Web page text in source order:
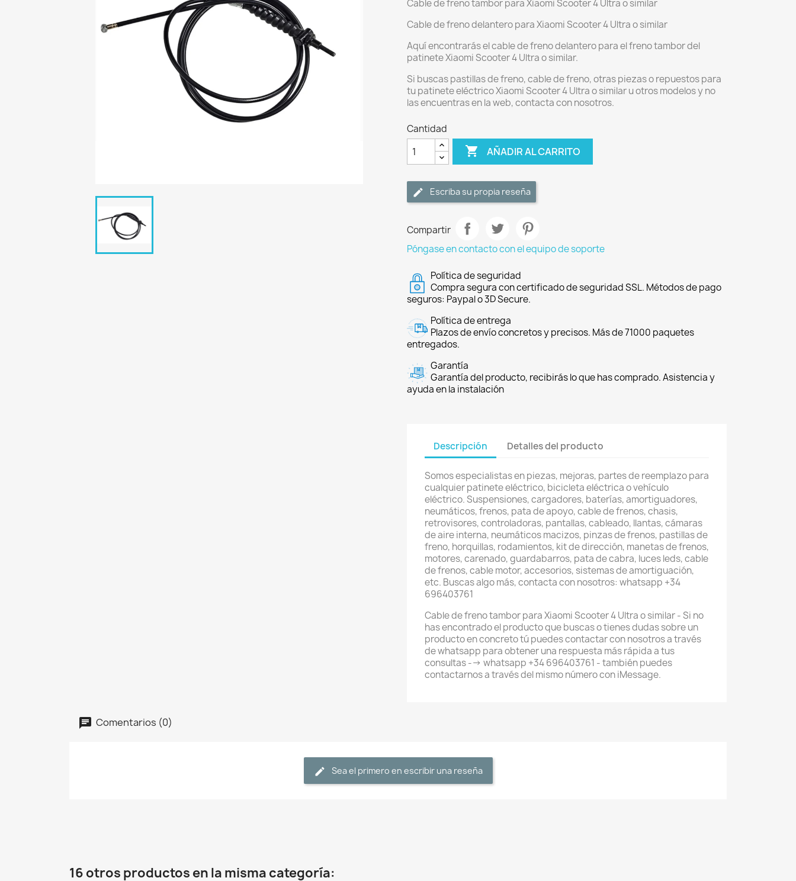
Cable de freno tambor para Xiaomi Scooter 4 Ultra o similar
Cable de freno delantero para Xiaomi Scooter 4 Ultra o similar
Aquí encontrarás el cable de freno delantero para el freno tambor del
patinete Xiaomi Scooter 4 Ultra o similar.
Si buscas pastillas de freno, cable de freno, otras piezas o repuestos para
tu patinete eléctrico Xiaomi Scooter 4 Ultra o similar u otros modelos y no
las encuentras en la web, contacta con nosotros.
Cantidad
 AÑADIR AL CARRITO
Escriba su propia reseña
Compartir
Póngase en contacto con el equipo de soporte
Política de seguridad
Compra segura con certificado de seguridad SSL. Métodos de pago
seguros: Paypal o 3D Secure.
Política de entrega
Plazos de envío concretos y precisos. Más de 71000 paquetes
entregados.
Garantía
Garantía del producto, recibirás lo que has comprado. Asistencia y
ayuda en la instalación
Descripción Detalles del producto
Somos especialistas en piezas, mejoras, partes de reemplazo para
cualquier patinete eléctrico, bicicleta eléctrica o vehículo
eléctrico. Suspensiones, cargadores, baterías, amortiguadores,
neumáticos, frenos, pata de apoyo, cable de frenos, chasis,
retrovisores, controladoras, pantallas, cableado, llantas, cámaras
de aire interna, neumáticos macizos, pinzas de frenos, pastillas de
freno, horquillas, rodamientos, kit de dirección, manetas de frenos,
motores, carenado, guardabarros, pata de cabra, luces leds, cable
de frenos, cable motor, accesorios, sistemas de amortiguación,
etc. Buscas algo más, contacta con nosotros: whatsapp +34
696403761
Cable de freno tambor para Xiaomi Scooter 4 Ultra o similar - Si no
has encontrado el producto que buscas o tienes dudas sobre un
producto en concreto tú puedes contactar con nosotros a través
de whatsapp para obtener una respuesta más rápida a tus
consultas --> whatsapp +34 696403761 - también puedes
contactarnos a través del mismo número con iMessage.
Comentarios (0)
Sea el primero en escribir una reseña
16 otros productos en la misma categoría: